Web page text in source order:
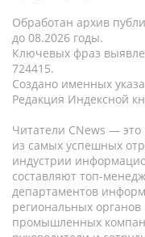
Обработан архив
до 08.2026 годы.
Ключевых фраз
724415.
Создано именных
Редакция Индексной
Читатели CNews — это
из самых успешных
индустрии
составляют топ-
департаментов
региональных органов
промышленных